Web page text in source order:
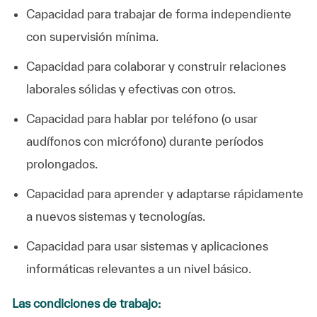
Capacidad para trabajar de forma independiente
con supervisión mínima.
Capacidad para colaborar y construir relaciones
laborales sólidas y efectivas con otros.
Capacidad para hablar por teléfono (o usar
audífonos con micrófono) durante períodos
prolongados.
Capacidad para aprender y adaptarse rápidamente
a nuevos sistemas y tecnologías.
Capacidad para usar sistemas y aplicaciones
informáticas relevantes a un nivel básico.
Las condiciones de trabajo: